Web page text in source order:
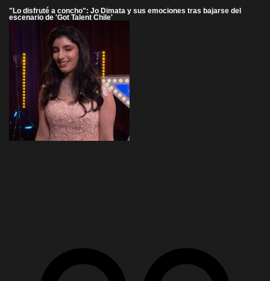
"Lo disfruté a concho": Jo Dimata y sus emociones tras bajarse del
escenario de 'Got Talent Chile'